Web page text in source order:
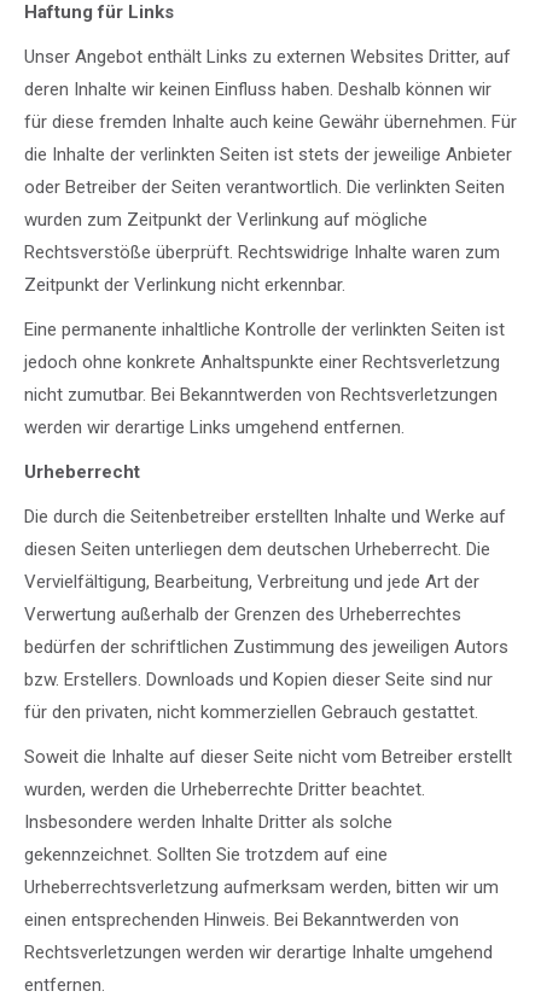
Haftung für Links
Unser Angebot enthält Links zu externen Websites Dritter, auf
deren Inhalte wir keinen Einfluss haben. Deshalb können wir
für diese fremden Inhalte auch keine Gewähr übernehmen. Für
die Inhalte der verlinkten Seiten ist stets der jeweilige Anbieter
oder Betreiber der Seiten verantwortlich. Die verlinkten Seiten
wurden zum Zeitpunkt der Verlinkung auf mögliche
Rechtsverstöße überprüft. Rechtswidrige Inhalte waren zum
Zeitpunkt der Verlinkung nicht erkennbar.
Eine permanente inhaltliche Kontrolle der verlinkten Seiten ist
jedoch ohne konkrete Anhaltspunkte einer Rechtsverletzung
nicht zumutbar. Bei Bekanntwerden von Rechtsverletzungen
werden wir derartige Links umgehend entfernen.
Urheberrecht
Die durch die Seitenbetreiber erstellten Inhalte und Werke auf
diesen Seiten unterliegen dem deutschen Urheberrecht. Die
Vervielfältigung, Bearbeitung, Verbreitung und jede Art der
Verwertung außerhalb der Grenzen des Urheberrechtes
bedürfen der schriftlichen Zustimmung des jeweiligen Autors
bzw. Erstellers. Downloads und Kopien dieser Seite sind nur
für den privaten, nicht kommerziellen Gebrauch gestattet.
Soweit die Inhalte auf dieser Seite nicht vom Betreiber erstellt
wurden, werden die Urheberrechte Dritter beachtet.
Insbesondere werden Inhalte Dritter als solche
gekennzeichnet. Sollten Sie trotzdem auf eine
Urheberrechtsverletzung aufmerksam werden, bitten wir um
einen entsprechenden Hinweis. Bei Bekanntwerden von
Rechtsverletzungen werden wir derartige Inhalte umgehend
entfernen.